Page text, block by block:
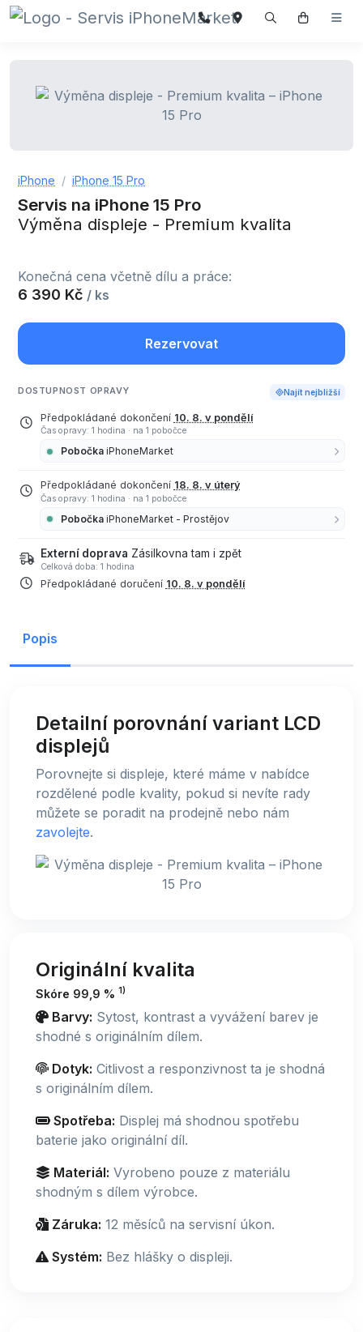
iPhone iPhone 15 Pro
Servis na iPhone 15 Pro
Výměna displeje - Premium kvalita
Konečná cena včetně dílu a práce:
6 390 Kč / ks
Rezervovat
DOSTUPNOST OPRAVY Najít nejbližší
Předpokládané dokončení 10. 8. v pondělí
Čas opravy: 1 hodina · na 1 pobočce
Pobočka iPhoneMarket
Předpokládané dokončení 18. 8. v úterý
Čas opravy: 1 hodina · na 1 pobočce
Pobočka iPhoneMarket - Prostějov
Externí doprava Zásilkovna tam i zpět
Celková doba: 1 hodina
Předpokládané doručení 10. 8. v pondělí
Popis
Detailní porovnání variant LCD
displejů
Porovnejte si displeje, které máme v nabídce
rozdělené podle kvality, pokud si nevíte rady
můžete se poradit na prodejně nebo nám
zavolejte.
Originální kvalita
Skóre 99,9 % 1)
Barvy: Sytost, kontrast a vyvážení barev je
shodné s originálním dílem.
Dotyk: Citlivost a responzivnost ta je shodná
s originálním dílem.
Spotřeba: Displej má shodnou spotřebu
baterie jako originální díl.
Materiál: Vyrobeno pouze z materiálu
shodným s dílem výrobce.
Záruka: 12 měsíců na servisní úkon.
Systém: Bez hlášky o displeji.